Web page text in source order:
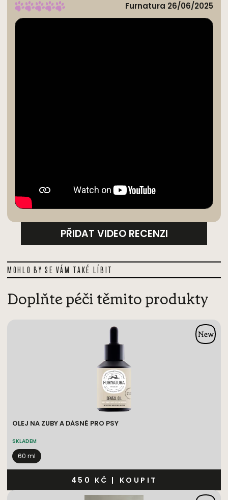
Furnatura 26/06/2025
PŘIDAT VIDEO RECENZI
MOHLO BY SE VÁM TAKÉ LÍBIT
Doplňte péči těmito produkty
OLEJ NA ZUBY A DÁSNĚ PRO PSY
SKLADEM
60 ml
450 KČ | KOUPIT